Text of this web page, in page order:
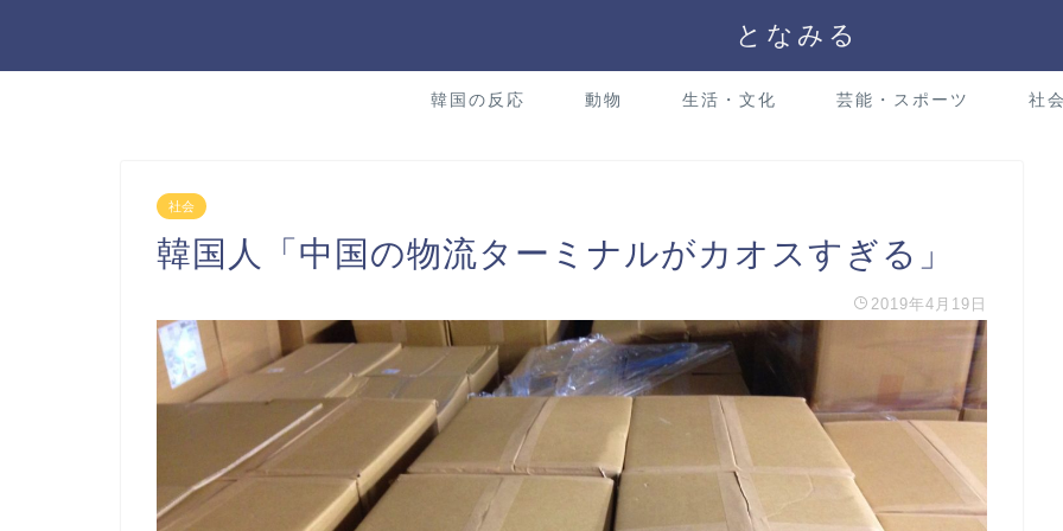
となみる
韓国の反応 動物 生活・文化 芸能・スポーツ 社
社会
韓国人「中国の物流ターミナルがカオスすぎる」
2019年4月19日